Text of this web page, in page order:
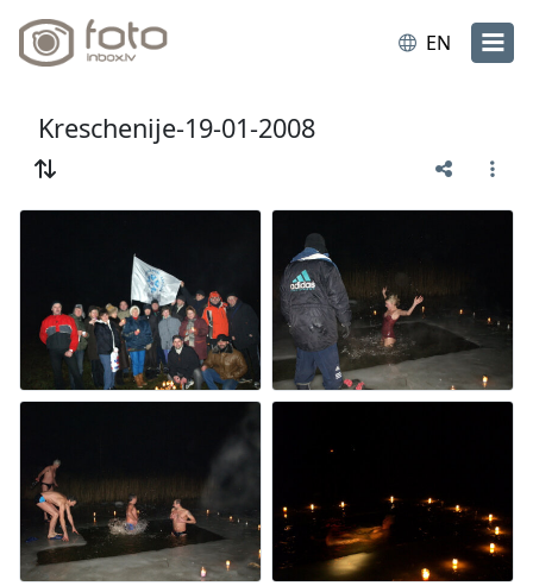
EN
Kreschenije-19-01-2008